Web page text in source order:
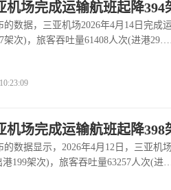
机场完成运输航班起降394
据，三亚机场2026年4月14日完成
架次)，旅客吞吐量61408人次(进港
机场完成运输航班起降398
据显示，2026年4月12日，三亚机
港199架次)，旅客吞吐量63257人次(